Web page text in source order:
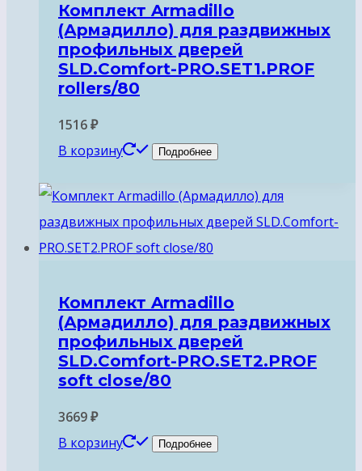
Комплект Armadillo
(Армадилло) для раздвижных
профильных дверей
SLD.Comfort-PRO.SET1.PROF
rollers/80
1516₽
В корзину
Подробнее
Комплект Armadillo
(Армадилло) для раздвижных
профильных дверей
SLD.Comfort-PRO.SET2.PROF
soft close/80
3669₽
В корзину
Подробнее